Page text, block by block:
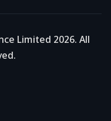
Limited 2026. All